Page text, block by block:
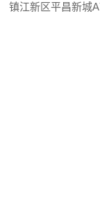
镇江新区平昌新城